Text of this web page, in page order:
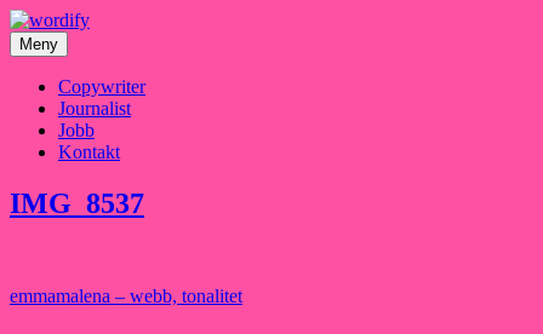
Hoppa
till
innehåll
Meny
Copywriter
Journalist
Jobb
Kontakt
IMG_8537
Inläggsnavigering
emmamalena – webb, tonalitet